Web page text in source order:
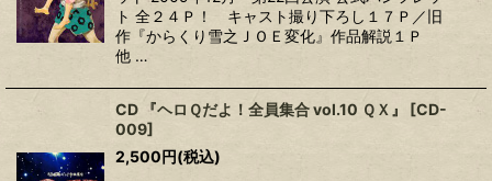
ト 全２４Ｐ！ キャスト撮り下ろし１７Ｐ／旧
作『からくり雪之ＪＯＥ変化』作品解説１Ｐ
他 …
CD 『ヘロＱだよ！全員集合 vol.10 ＱＸ』 [CD-
009]
2,500円(税込)